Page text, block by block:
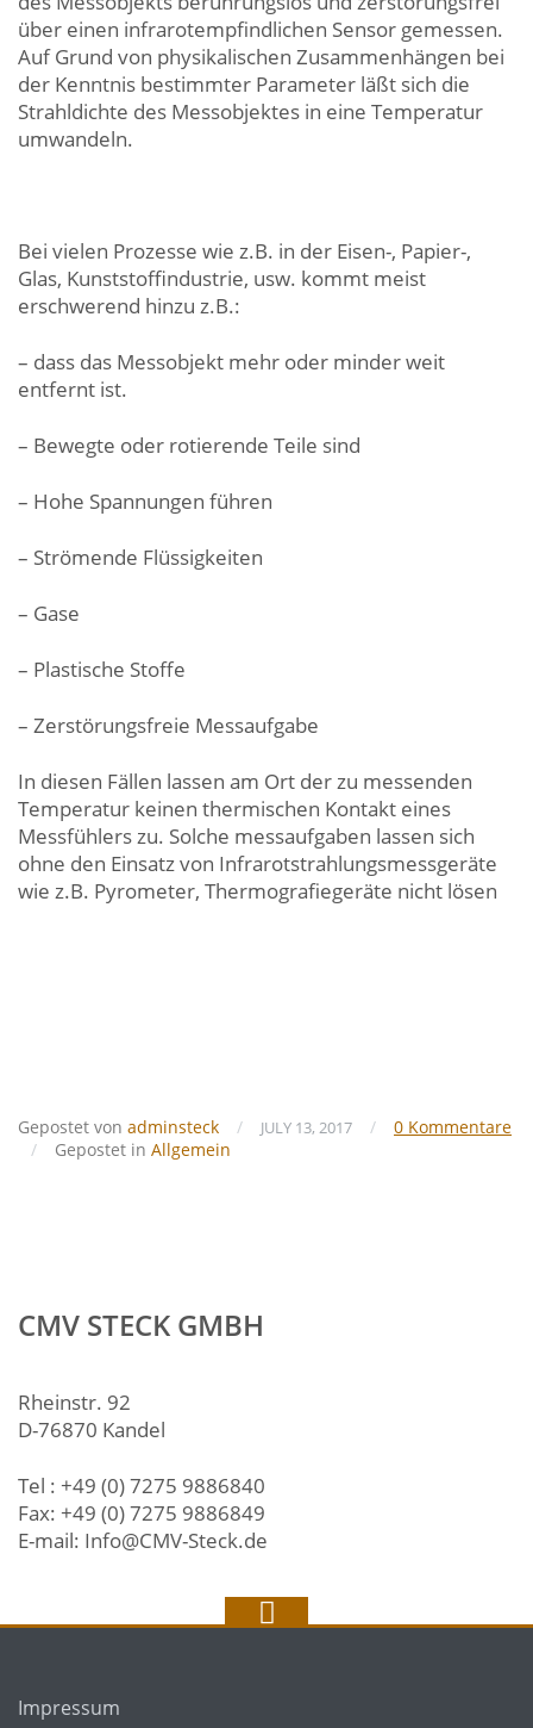
über einen infrarotempfindlichen Sensor gemessen.
Auf Grund von physikalischen Zusammenhängen bei
der Kenntnis bestimmter Parameter läßt sich die
Strahldichte des Messobjektes in eine Temperatur
umwandeln.
Bei vielen Prozesse wie z.B. in der Eisen-, Papier-,
Glas, Kunststoffindustrie, usw. kommt meist
erschwerend hinzu z.B.:
– dass das Messobjekt mehr oder minder weit
entfernt ist.
– Bewegte oder rotierende Teile sind
– Hohe Spannungen führen
– Strömende Flüssigkeiten
– Gase
– Plastische Stoffe
– Zerstörungsfreie Messaufgabe
In diesen Fällen lassen am Ort der zu messenden
Temperatur keinen thermischen Kontakt eines
Messfühlers zu. Solche messaufgaben lassen sich
ohne den Einsatz von Infrarotstrahlungsmessgeräte
wie z.B. Pyrometer, Thermografiegeräte nicht lösen
Gepostet von adminsteck / JULY 13, 2017 /
0 Kommentare
/
Gepostet in Allgemein
CMV STECK GMBH
Rheinstr. 92
D-76870 Kandel
Tel : +49 (0) 7275 9886840
Fax: +49 (0) 7275 9886849
E-mail: Info@CMV-Steck.de
Impressum